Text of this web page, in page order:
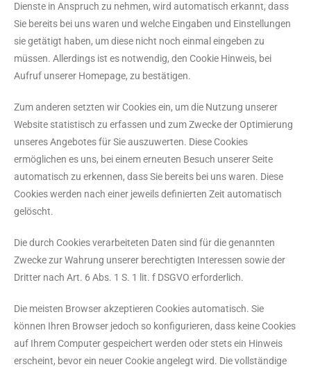
Dienste in Anspruch zu nehmen, wird automatisch erkannt, dass
Sie bereits bei uns waren und welche Eingaben und Einstellungen
sie getätigt haben, um diese nicht noch einmal eingeben zu
müssen. Allerdings ist es notwendig, den Cookie Hinweis, bei
Aufruf unserer Homepage, zu bestätigen.
Zum anderen setzten wir Cookies ein, um die Nutzung unserer
Website statistisch zu erfassen und zum Zwecke der Optimierung
unseres Angebotes für Sie auszuwerten. Diese Cookies
ermöglichen es uns, bei einem erneuten Besuch unserer Seite
automatisch zu erkennen, dass Sie bereits bei uns waren. Diese
Cookies werden nach einer jeweils definierten Zeit automatisch
gelöscht.
Die durch Cookies verarbeiteten Daten sind für die genannten
Zwecke zur Wahrung unserer berechtigten Interessen sowie der
Dritter nach Art. 6 Abs. 1 S. 1 lit. f DSGVO erforderlich.
Die meisten Browser akzeptieren Cookies automatisch. Sie
können Ihren Browser jedoch so konfigurieren, dass keine Cookies
auf Ihrem Computer gespeichert werden oder stets ein Hinweis
erscheint, bevor ein neuer Cookie angelegt wird. Die vollständige